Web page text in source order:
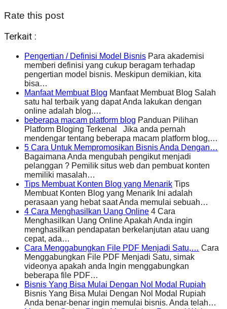
Rate this post
Terkait :
Pengertian / Definisi Model Bisnis Para akademisi
memberi definisi yang cukup beragam terhadap
pengertian model bisnis. Meskipun demikian, kita
bisa…
Manfaat Membuat Blog Manfaat Membuat Blog Salah
satu hal terbaik yang dapat Anda lakukan dengan
online adalah blog.…
beberapa macam platform blog Panduan Pilihan
Platform Bloging Terkenal Jika anda pernah
mendengar tentang beberapa macam platform blog,…
5 Cara Untuk Mempromosikan Bisnis Anda Dengan…
Bagaimana Anda mengubah pengikut menjadi
pelanggan ? Pemilik situs web dan pembuat konten
memiliki masalah…
Tips Membuat Konten Blog yang Menarik Tips
Membuat Konten Blog yang Menarik Ini adalah
perasaan yang hebat saat Anda memulai sebuah…
4 Cara Menghasilkan Uang Online 4 Cara
Menghasilkan Uang Online Apakah Anda ingin
menghasilkan pendapatan berkelanjutan atau uang
cepat, ada…
Cara Menggabungkan File PDF Menjadi Satu,… Cara
Menggabungkan File PDF Menjadi Satu, simak
videonya apakah anda Ingin menggabungkan
beberapa file PDF…
Bisnis Yang Bisa Mulai Dengan Nol Modal Rupiah
Bisnis Yang Bisa Mulai Dengan Nol Modal Rupiah
Anda benar-benar ingin memulai bisnis. Anda telah…